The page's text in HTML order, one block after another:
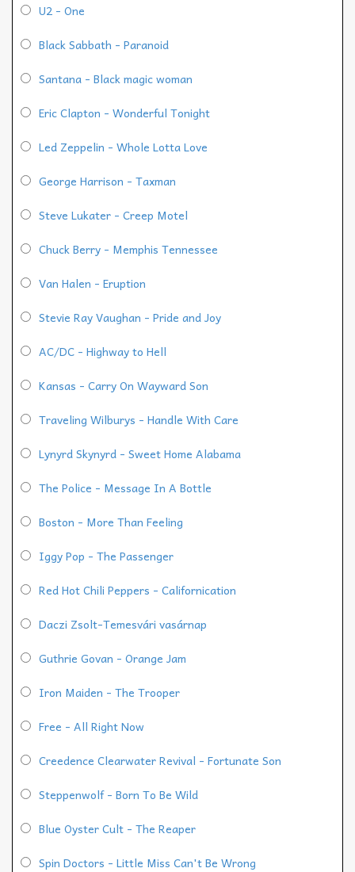
U2 - One
Black Sabbath - Paranoid
Santana - Black magic woman
Eric Clapton - Wonderful Tonight
Led Zeppelin - Whole Lotta Love
George Harrison - Taxman
Steve Lukater - Creep Motel
Chuck Berry - Memphis Tennessee
Van Halen - Eruption
Stevie Ray Vaughan - Pride and Joy
AC/DC - Highway to Hell
Kansas - Carry On Wayward Son
Traveling Wilburys - Handle With Care
Lynyrd Skynyrd - Sweet Home Alabama
The Police - Message In A Bottle
Boston - More Than Feeling
Iggy Pop - The Passenger
Red Hot Chili Peppers - Californication
Daczi Zsolt-Temesvári vasárnap
Guthrie Govan - Orange Jam
Iron Maiden - The Trooper
Free - All Right Now
Creedence Clearwater Revival - Fortunate Son
Steppenwolf - Born To Be Wild
Blue Oyster Cult - The Reaper
Spin Doctors - Little Miss Can't Be Wrong